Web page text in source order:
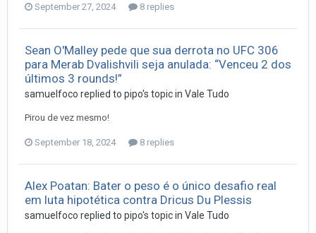
September 27, 2024 8 replies
Sean O'Malley pede que sua derrota no UFC 306
para Merab Dvalishvili seja anulada: “Venceu 2 dos
últimos 3 rounds!”
samuelfoco replied to pipo's topic in Vale Tudo
Pirou de vez mesmo!
September 18, 2024 8 replies
Alex Poatan: Bater o peso é o único desafio real
em luta hipotética contra Dricus Du Plessis
samuelfoco replied to pipo's topic in Vale Tudo